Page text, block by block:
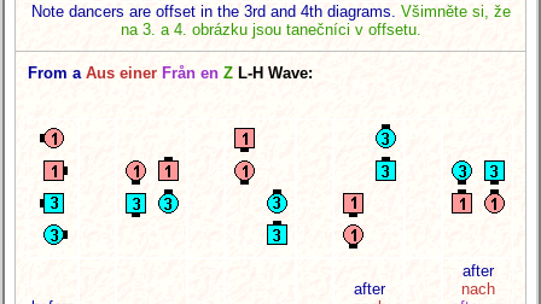
Note dancers are offset in the 3rd and 4th diagrams. Všimněte si, že
na 3. a 4. obrázku jsou tanečníci v offsetu.
From a Aus einer Från en Z L-H Wave:
after
after
nach